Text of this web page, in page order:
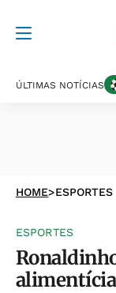
ÚLTIMAS NOTÍCIAS
HOME>ESPORTES
ESPORTES